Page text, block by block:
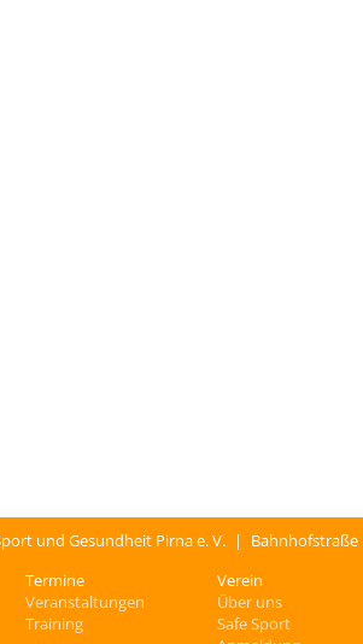
und Gesundheit Pirna e. V. |
Termine
Veranstaltungen
Training
Verein
Über uns
Safe Sport